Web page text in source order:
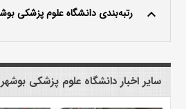
keyboard_arrow_up رتبه‌بندی دانشگاه علوم پزشکی
سایر اخبار دانشگاه علوم پزشکی بوشهر